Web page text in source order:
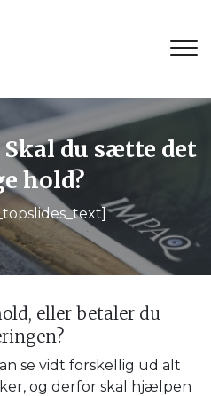
du sætte det
hold?
eller betaler du
se vidt forskellig ud alt
og derfor skal hjælpen